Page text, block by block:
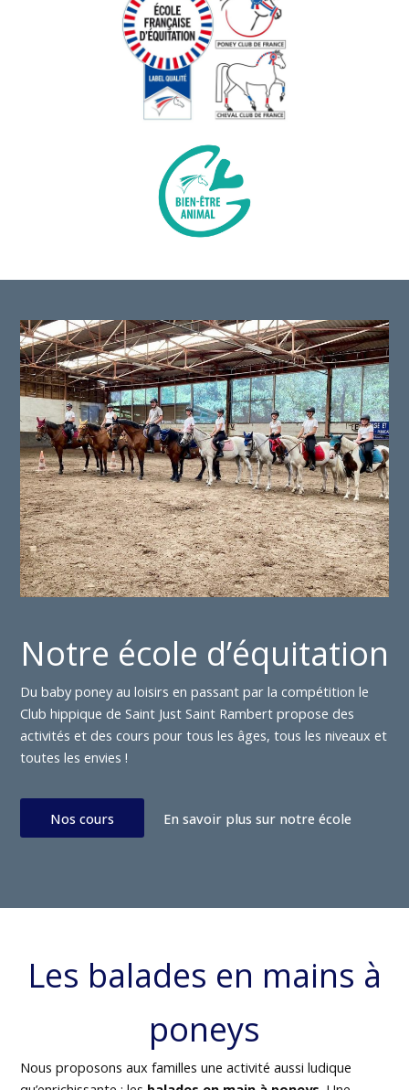
Notre école d’équitation
Du baby poney au loisirs en passant par la compétition le
Club hippique de Saint Just Saint Rambert propose des
activités et des cours pour tous les âges, tous les niveaux et
toutes les envies !
Nos cours En savoir plus sur notre école
Les balades en mains à
poneys
Nous proposons aux familles une activité aussi ludique